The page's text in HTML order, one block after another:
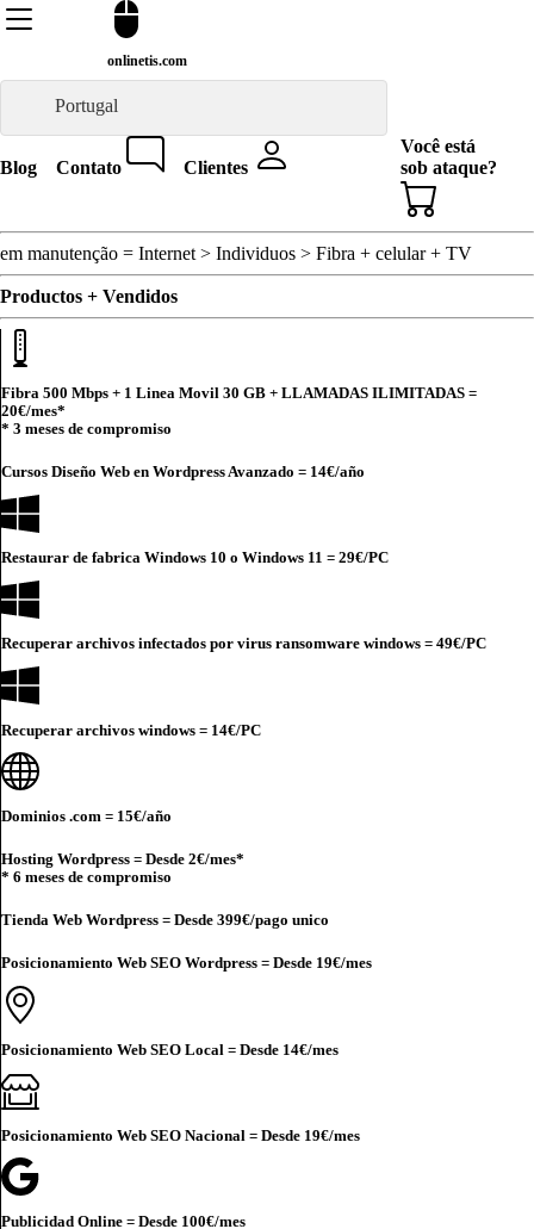
onlinetis.com
Portugal
Blog Contato Clientes
Você está
sob ataque?
em manutenção = Internet > Individuos > Fibra + celular + TV
Productos + Vendidos
Fibra 500 Mbps + 1 Linea Movil 30 GB + LLAMADAS ILIMITADAS =
20€/mes*
* 3 meses de compromiso
Cursos Diseño Web en Wordpress Avanzado = 14€/año
Restaurar de fabrica Windows 10 o Windows 11 = 29€/PC
Recuperar archivos infectados por virus ransomware windows = 49€/PC
Recuperar archivos windows = 14€/PC
Dominios .com = 15€/año
Hosting Wordpress = Desde 2€/mes*
* 6 meses de compromiso
Tienda Web Wordpress = Desde 399€/pago unico
Posicionamiento Web SEO Wordpress = Desde 19€/mes
Posicionamiento Web SEO Local = Desde 14€/mes
Posicionamiento Web SEO Nacional = Desde 19€/mes
Publicidad Online = Desde 100€/mes